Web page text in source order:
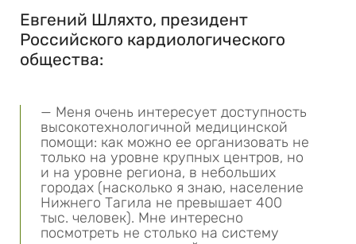
Евгений Шляхто, президент
Российского кардиологического
общества:
— Меня очень интересует доступность
высокотехнологичной медицинской
помощи: как можно ее организовать не
только на уровне крупных центров, но
и на уровне региона, в небольших
городах (насколько я знаю, население
Нижнего Тагила не превышает 400
тыс. человек). Мне интересно
посмотреть не столько на систему